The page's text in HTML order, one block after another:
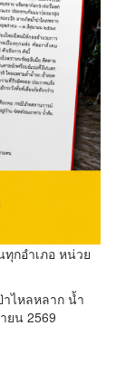
กอำเภอ หน่วย
ไหลหลาก น้ำ
ยน 2569